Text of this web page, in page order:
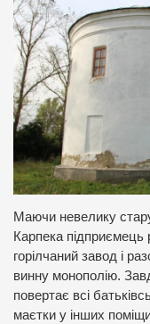
Маючи невелику
Карпека підприємець
горілчаний завод і
винну монополію.
повертає всі
маєтки у інших